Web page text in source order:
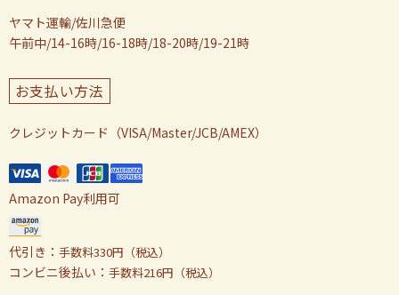
ヤマト運輸/佐川急便
午前中/14-16時/16-18時/18-20時/19-21時
お支払い方法
クレジットカード（VISA/Master/JCB/AMEX）
Amazon Pay利用可
代引き： 手数料330円（税込）
コンビニ後払い： 手数料216円（税込）